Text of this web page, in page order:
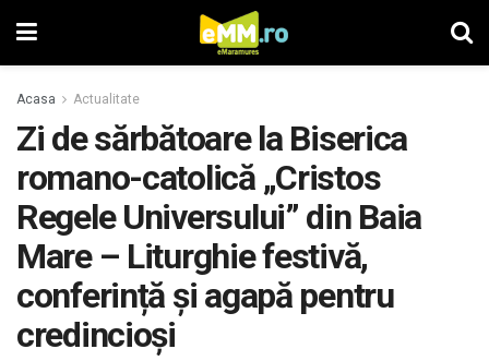
Acasa Actualitate
Zi de sărbătoare la Biserica
romano-catolică „Cristos
Regele Universului” din Baia
Mare – Liturghie festivă,
conferință și agapă pentru
credincioși